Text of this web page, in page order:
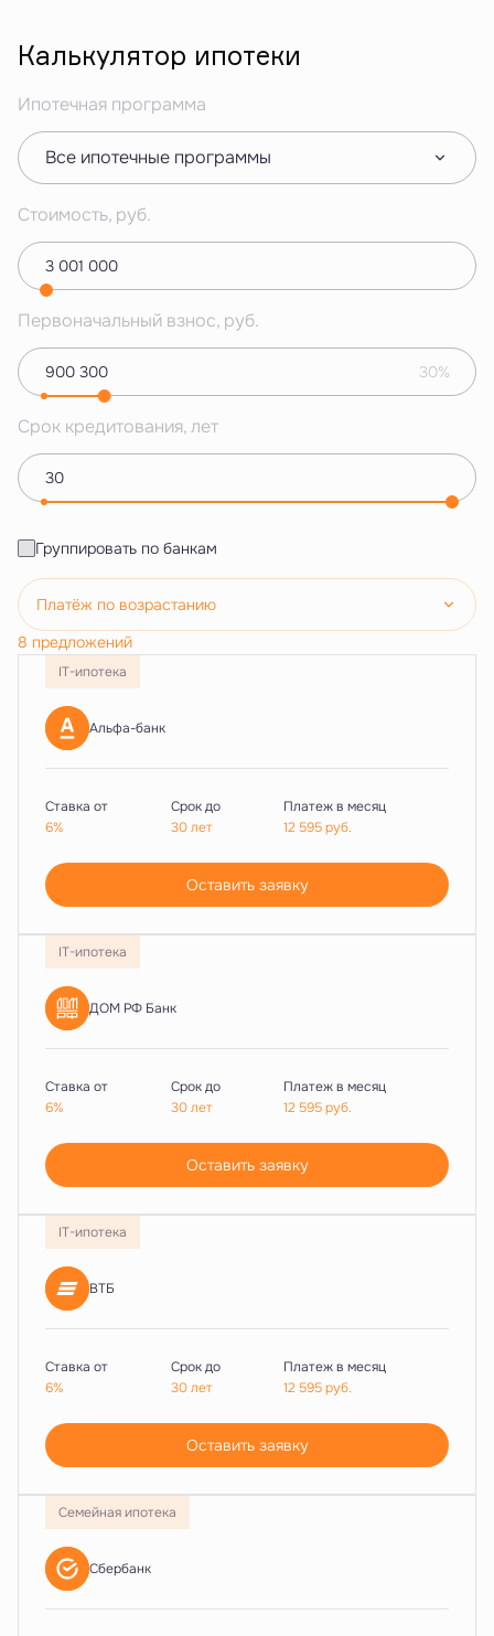
Калькулятор ипотеки
Ипотечная программа
Все ипотечные программы
Стоимость, руб.
Первоначальный взнос, руб.
30%
Срок кредитования, лет
Группировать по банкам
Платёж по возрастанию
8 предложений
IT-ипотека
Альфа-банк
Ставка от
6%
Срок до
30 лет
Платеж в месяц
12 595руб.
Оставить заявку
IT-ипотека
ДОМ РФ Банк
Ставка от
6%
Срок до
30 лет
Платеж в месяц
12 595руб.
Оставить заявку
IT-ипотека
ВТБ
Ставка от
6%
Срок до
30 лет
Платеж в месяц
12 595руб.
Оставить заявку
Семейная ипотека
Сбербанк